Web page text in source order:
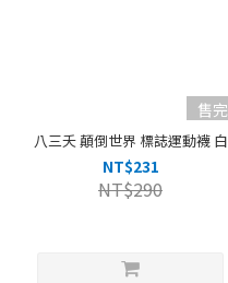
售完
八三夭 顛倒世界 標誌運動襪 白
NT$231
NT$290